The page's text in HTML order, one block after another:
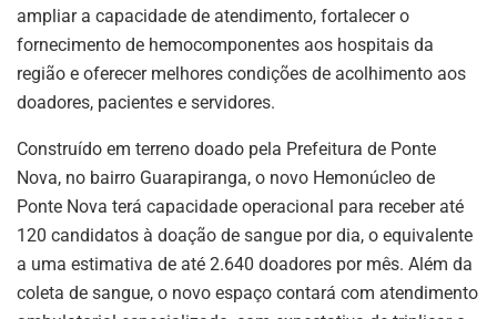
ampliar a capacidade de atendimento, fortalecer o
fornecimento de hemocomponentes aos hospitais da
região e oferecer melhores condições de acolhimento aos
doadores, pacientes e servidores.
Construído em terreno doado pela Prefeitura de Ponte
Nova, no bairro Guarapiranga, o novo Hemonúcleo de
Ponte Nova terá capacidade operacional para receber até
120 candidatos à doação de sangue por dia, o equivalente
a uma estimativa de até 2.640 doadores por mês. Além da
coleta de sangue, o novo espaço contará com atendimento